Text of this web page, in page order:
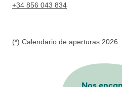
+34 856 043 834
(*) Calendario de aperturas 2026